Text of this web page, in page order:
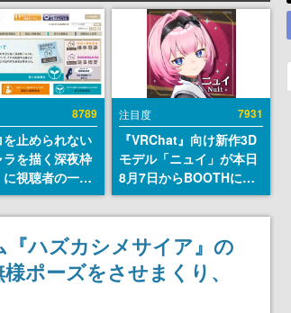
8789
を止められない
を描く深夜枠
視聴者の一部
見。違法薬物
しき描写も含
が議論を交わ
注目度 7931
『VRChat』向け新作3D
モデル「ニュイ」が本日
8月7日からBOOTHにて
発売。瞳に光る星や感情
豊かな表情が、小悪魔か
わいい
ハズカシメサイア』の
ポーズをさせまくり、